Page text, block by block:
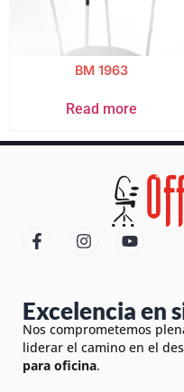
BM 1963
Read more
Excelencia en
Nos comprometemos
liderar el camino en el
para oficina.